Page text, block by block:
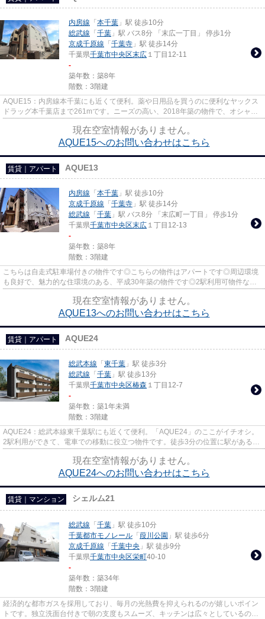
内房線 「 本千葉 」駅 徒歩10分
総武線 「 千葉 」駅 バス8分 「末広一丁目」 停歩1分
京成千原線 「 千葉寺 」駅 徒歩14分
千葉県千葉市中央区末広 １丁目12-11
-
築年数：築8年
階数：3階建
AQUE15：内房線本千葉にも近くて便利。薬や日用品を買うのに便利なヤックス
ドラッグ本千葉店まで261mです。ニーズの高い、2018年築の物件で、オシャレ
現在空室情報がありません。
AQUE15へのお問い合わせはこちら
賃貸｜アパート AQUE13
内房線 「 本千葉 」駅 徒歩10分
京成千原線 「 千葉寺 」駅 徒歩14分
総武線 「 千葉 」駅 バス8分 「末広町一丁目」 停歩1分
千葉県千葉市中央区末広 １丁目12-13
-
築年数：築8年
階数：3階建
こちらは自走式駐車場付きの物件です◎こちらの物件はアパートです◎周辺環境
も良好で、魅力的な住環境のある、平成30年築の物件です◎2駅利用可物件なの
現在空室情報がありません。
AQUE13へのお問い合わせはこちら
賃貸｜アパート AQUE24
総武本線 「 東千葉 」駅 徒歩3分
総武線 「 千葉 」駅 徒歩13分
千葉県千葉市中央区椿森 １丁目12-7
-
築年数：築1年未満
階数：3階建
AQUE24：総武本線東千葉駅にも近くて便利。「AQUE24」のここがイチオシ。
2駅利用ができて、電車での移動に役立つ物件です。徒歩3分の位置に駅がある物
現在空室情報がありません。
AQUE24へのお問い合わせはこちら
賃貸｜マンション シェルム21
総武線 「 千葉 」駅 徒歩10分
千葉都市モノレール 「 葭川公園 」駅 徒歩6分
京成千原線 「 千葉中央 」駅 徒歩9分
千葉県千葉市中央区栄町40-10
-
築年数：築34年
階数：3階建
経済的な都市ガスを採用しており、毎月の光熱費を抑えられるのが嬉しいポイン
トです。独立洗面台付きで朝の支度もスムーズ、キッチンは広々としているので